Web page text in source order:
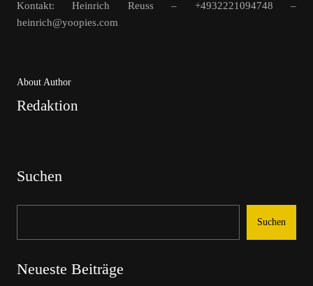
Kontakt: Heinrich Reuss – +4932221094748 –
heinrich@yoopies.com
About Author
Redaktion
Suchen
Suchen
Neueste Beiträge